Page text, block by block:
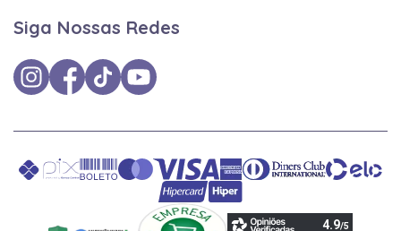
Siga Nossas Redes